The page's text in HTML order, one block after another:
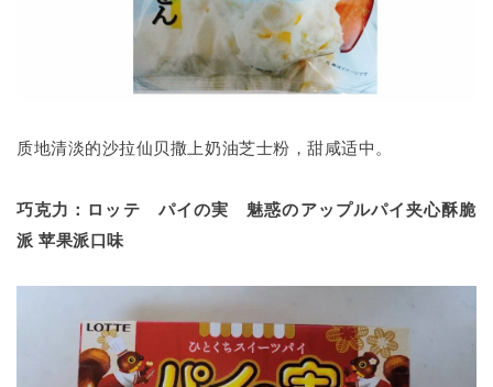
质地清淡的沙拉仙贝撒上奶油芝士粉，甜咸适中。
巧克力：ロッテ パイの実 魅惑のアップルパイ夹心酥脆
派 苹果派口味